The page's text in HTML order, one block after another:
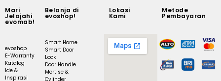
Mari
Jelajahi
evomab!
evoshop
E-Warranty
Katalog
Ide &
Inspirasi
Belanja di
evoshop!
Smart Home
Smart Door
Lock
Door Handle
Mortise &
Cylinder
Lokasi
Kami
Metode
Pembayaran